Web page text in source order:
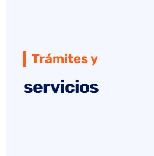
Trámites y
servicios